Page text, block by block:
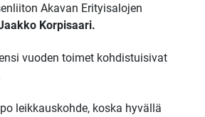
Akavan Erityisalojen
Korpisaari.
vuoden toimet kohdistuisivat
leikkauskohde, koska hyvällä